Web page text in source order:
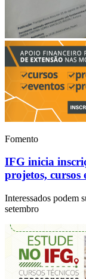
Fomento
IFG inicia
projetos, cursos
Interessados podem
setembro